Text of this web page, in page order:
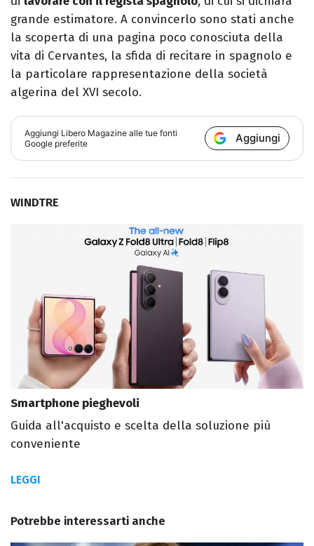
grande estimatore. A convincerlo sono stati anche
la scoperta di una pagina poco conosciuta della
vita di Cervantes, la sfida di recitare in spagnolo e
la particolare rappresentazione della società
algerina del XVI secolo.
Aggiungi Libero Magazine alle tue fonti
Google preferite
Aggiungi
WINDTRE
Smartphone pieghevoli
Guida all'acquisto e scelta della soluzione più
conveniente
LEGGI
Potrebbe interessarti anche